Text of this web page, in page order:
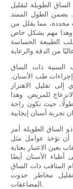
الطويلة لتقليل
يضمن الطول الممتد
محددة، مما يقلل من
وهذا مهم بشكل خاص
الطبيعة الحساسة
السنية ذات الساق
طب الأسنان.
تقليل الاهتزاز
للمريض. وهذا
حيث تكون راحة
الساق الطويلة أمر
أن تؤخذ عوامل مثل
الاعتبار بعناية
الأسنان أيضًا
المثاقب ذات الساق
مخاطر حدوث
المضاعفات.